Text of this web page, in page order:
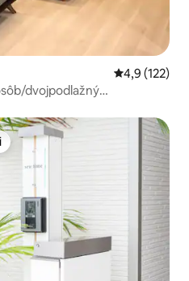
Priemerné
4,9 (122)
dvojpodlažný